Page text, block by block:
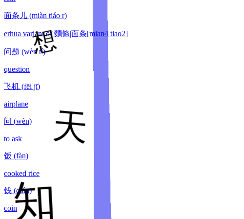
面条儿 (miàn tiáo r)
erhua variant of 麵條|面条[mian4 tiao2]
问题 (wèn tí)
question
飞机 (fēi jī)
airplane
问 (wèn)
to ask
饭 (fàn)
cooked rice
钱 (qián)
coin